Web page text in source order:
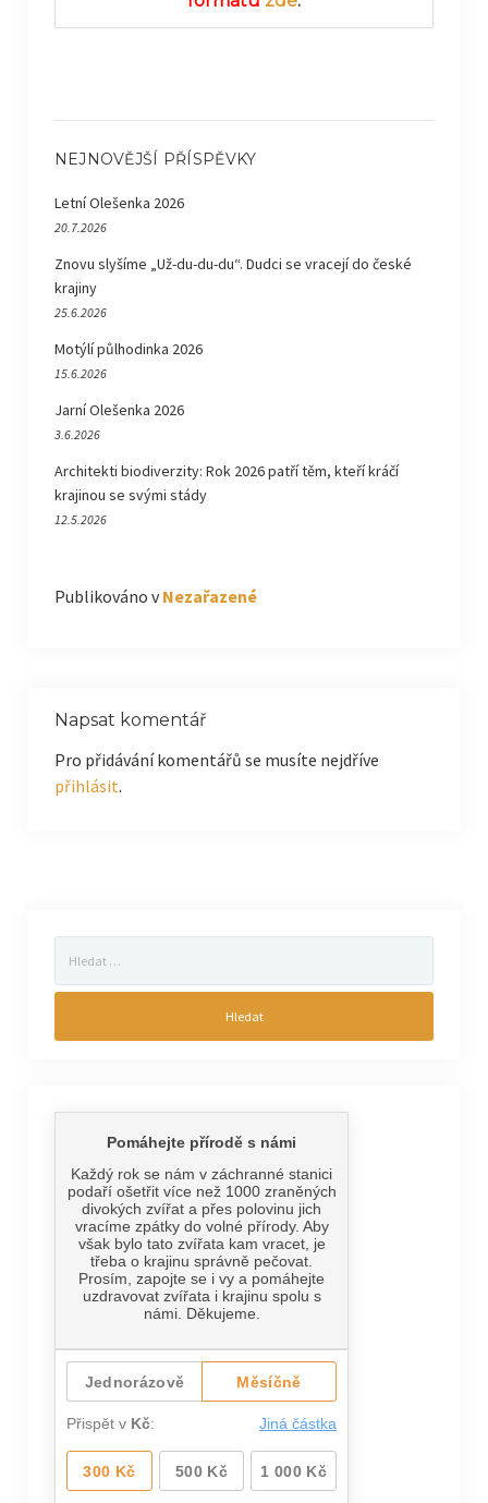
NEJNOVĚJŠÍ PŘÍSPĚVKY
Letní Olešenka 2026
20.7.2026
Znovu slyšíme „Už-du-du-du“. Dudci se vracejí do české
krajiny
25.6.2026
Motýlí půlhodinka 2026
15.6.2026
Jarní Olešenka 2026
3.6.2026
Architekti biodiverzity: Rok 2026 patří těm, kteří kráčí
krajinou se svými stády
12.5.2026
Publikováno v Nezařazené
Napsat komentář
Pro přidávání komentářů se musíte nejdříve
přihlásit.